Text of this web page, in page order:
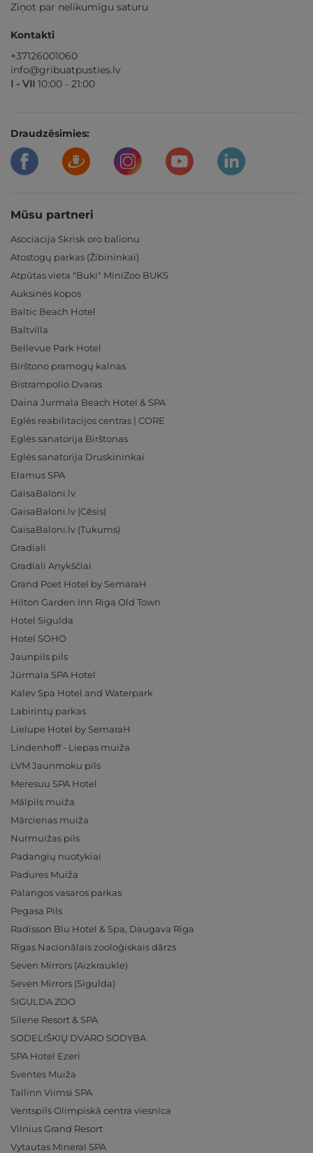
Ziņot par nelikumīgu saturu
Kontakti
+37126001060
info@gribuatpusties.lv
I - VII 10:00 - 21:00
Draudzēsimies:
Mūsu partneri
Asociacija Skrisk oro balionu
Atostogų parkas (Žibininkai)
Atpūtas vieta "Buki" MiniZoo BUKS
Auksinės kopos
Baltic Beach Hotel
Baltvilla
Bellevue Park Hotel
Birštono pramogų kalnas
Bistrampolio Dvaras
Daina Jurmala Beach Hotel & SPA
Eglės reabilitacijos centras | CORE
Eglės sanatorija Birštonas
Eglės sanatorija Druskininkai
Elamus SPA
GaisaBaloni.lv
GaisaBaloni.lv (Cēsis)
GaisaBaloni.lv (Tukums)
Gradiali
Gradiali Anykščiai
Grand Poet Hotel by SemaraH
Hilton Garden Inn Riga Old Town
Hotel Sigulda
Hotel SOHO
Jaunpils pils
Jūrmala SPA Hotel
Kalev Spa Hotel and Waterpark
Labirintų parkas
Lielupe Hotel by SemaraH
Lindenhoff - Liepas muiža
LVM Jaunmoku pils
Meresuu SPA Hotel
Mālpils muiža
Mārcienas muiža
Nurmuižas pils
Padangių nuotykiai
Padures Muiža
Palangos vasaros parkas
Pegasa Pils
Radisson Blu Hotel & Spa, Daugava Riga
Rīgas Nacionālais zooloģiskais dārzs
Seven Mirrors (Aizkraukle)
Seven Mirrors (Sigulda)
SIGULDA ZOO
Silene Resort & SPA
SODELIŠKIŲ DVARO SODYBA
SPA Hotel Ezeri
Sventes Muiža
Tallinn Viimsi SPA
Ventspils Olimpiskā centra viesnīca
Vilnius Grand Resort
Vytautas Mineral SPA